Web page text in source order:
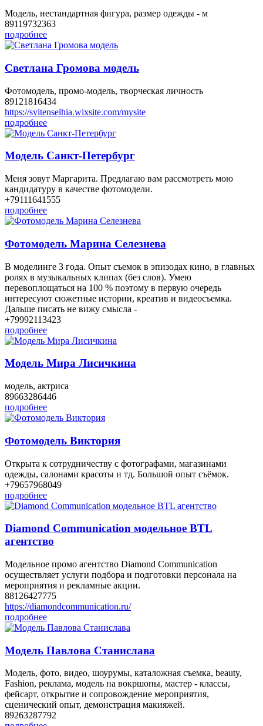
Модель, нестандартная фигура, размер одежды - м
89119732363
подробнее
Светлана Громова модель
Фотомодель, промо-модель, творческая личность
89121816434
https://svitenselhia.wixsite.com/mysite
подробнее
Модель Санкт-Петербург
Меня зовут Маргарита. Предлагаю вам рассмотреть мою
кандидатуру в качестве фотомодели.
+79111641555
подробнее
Фотомодель Марина Селезнева
В моделинге 3 года. Опыт съемок в эпизодах кино, в главных
ролях в музыкальных клипах (без слов). Умею
перевоплощаться на 100 % поэтому в первую очередь
интересуют сюжетные истории, креатив и видеосъемка.
Дальше писать не вижу смысла -
+79992113423
подробнее
Модель Мира Лисичкина
модель, актриса
89663286446
подробнее
Фотомодель Виктория
Открыта к сотрудничеству с фотографами, магазинами
одежды, салонами красоты и тд. Большой опыт съёмок.
+79657968049
подробнее
Diamond Communication модельное BTL
агентство
Модельное промо агентство Diamond Communication
осуществляет услуги подбора и подготовки персонала на
мероприятия и рекламные акции.
88126427775
https://diamondcommunication.ru/
подробнее
Модель Павлова Станислава
Модель, фото, видео, шоурумы, каталожная съемка, beauty,
Fashion, реклама, модель на вокршопы, мастер - классы,
фейсарт, открытие и сопровождение мероприятия,
сценический опыт, демонстрация макияжей.
89263287792